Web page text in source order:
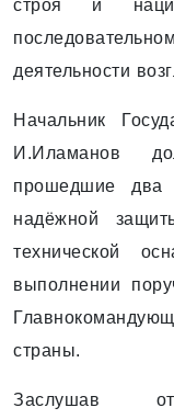
строя и
деятельности
Начальник
И.Иламанов
прошедшие два
надёжной
технической
выполнении
страны.
Заслушав